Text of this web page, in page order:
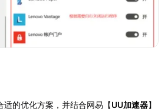
的优化方案，并结合网易【UU加速器】